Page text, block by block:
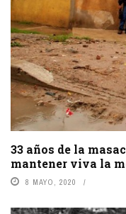
33 años de la
mantener viva la
8 MAYO, 2020